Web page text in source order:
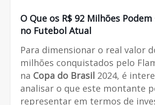
O Que os R$ 92 Milhões
no Futebol Atual
Para dimensionar o real valor
milhões conquistados pelo
na Copa do Brasil 2024, é
analisar o que este montante
representar em termos de